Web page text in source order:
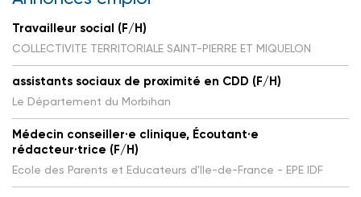
Travailleur social (F/H)
COLLECTIVITE TERRITORIALE SAINT-PIERRE ET MIQUELON
assistants sociaux de proximité en CDD (F/H)
Le Département du Morbihan
Médecin conseiller·e clinique, Écoutant·e
rédacteur·trice (F/H)
Ecole des Parents et Educateurs d'Ile-de-France - EPE IDF